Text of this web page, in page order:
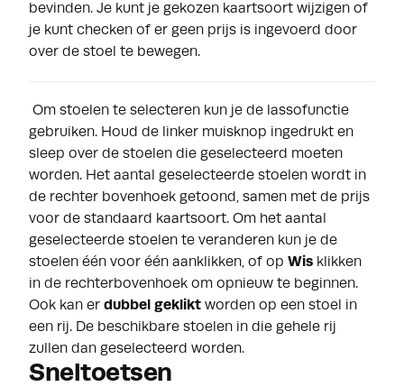
bevinden. Je kunt je gekozen kaartsoort wijzigen of
je kunt checken of er geen prijs is ingevoerd door
over de stoel te bewegen.
Om stoelen te selecteren kun je de lassofunctie
gebruiken. Houd de linker muisknop ingedrukt en
sleep over de stoelen die geselecteerd moeten
worden. Het aantal geselecteerde stoelen wordt in
de rechter bovenhoek getoond, samen met de prijs
voor de standaard kaartsoort. Om het aantal
geselecteerde stoelen te veranderen kun je de
stoelen één voor één aanklikken, of op Wis klikken
in de rechterbovenhoek om opnieuw te beginnen.
Ook kan er dubbel geklikt worden op een stoel in
een rij. De beschikbare stoelen in die gehele rij
zullen dan geselecteerd worden.
Sneltoetsen